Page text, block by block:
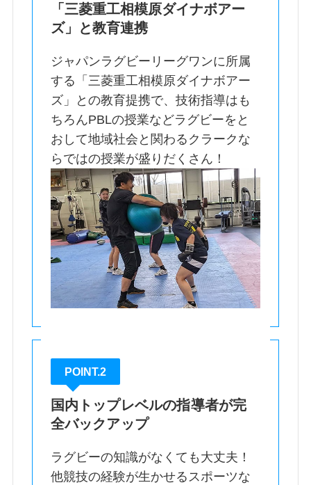
「三菱重工相模原ダイナボアー
ズ」と教育連携
ジャパンラグビーリーグワンに所属
する「三菱重工相模原ダイナボアー
ズ」との教育提携で、技術指導はも
ちろんPBLの授業などラグビーをと
おして地域社会と関わるクラークな
らではの授業が盛りだくさん！
POINT.2
国内トップレベルの指導者が完
全バックアップ
ラグビーの知識がなくても大丈夫！
他競技の経験が生かせるスポーツな